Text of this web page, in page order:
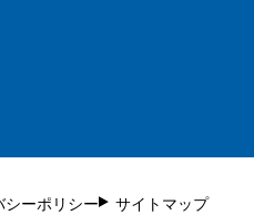
シーポリシー サイトマップ